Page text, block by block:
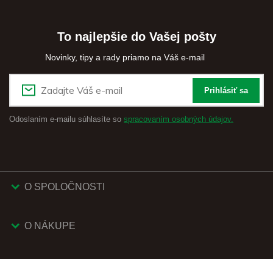
To najlepšie do Vašej pošty
Novinky, tipy a rady priamo na Váš e-mail
Prihlásiť sa
Odoslaním e-mailu súhlasíte so spracovaním osobných údajov.
O SPOLOČNOSTI
O NÁKUPE